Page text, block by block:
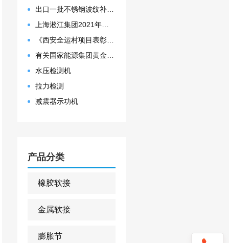
出口一批不锈钢波纹补偿器
上海淞江集团2021年度盛典“燃战2022”
《西安全运村项目表彰函》做好行业领头军是淞江集团使命
有关国家能源集团黄金埠发电有限公司收到假冒橡胶接头产品的声明函
水压检测机
拉力检测
减震器示功机
产品分类
橡胶软接
金属软接
膨胀节